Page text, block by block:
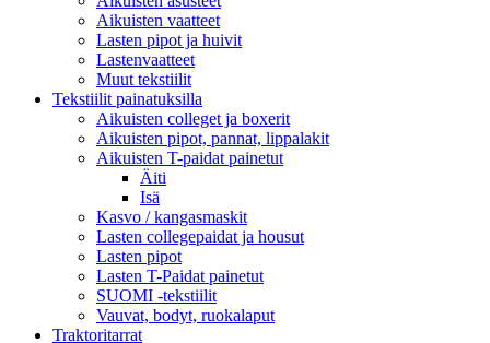
Aikuisten vaatteet
Lasten pipot ja huivit
Lastenvaatteet
Muut tekstiilit
Tekstiilit painatuksilla
Aikuisten colleget ja boxerit
Aikuisten pipot, pannat, lippalakit
Aikuisten T-paidat painetut
Äiti
Isä
Kasvo / kangasmaskit
Lasten collegepaidat ja housut
Lasten pipot
Lasten T-Paidat painetut
SUOMI -tekstiilit
Vauvat, bodyt, ruokalaput
Traktoritarrat